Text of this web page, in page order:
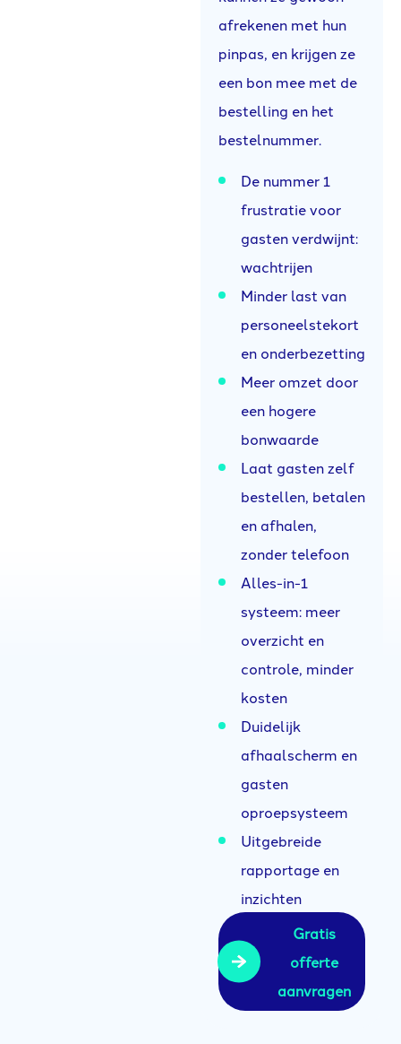
afrekenen met hun
pinpas, en krijgen ze
een bon mee met de
bestelling en het
bestelnummer.
De nummer 1
frustratie voor
gasten verdwijnt:
wachtrijen
Minder last van
personeelstekort
en onderbezetting
Meer omzet door
een hogere
bonwaarde
Laat gasten zelf
bestellen, betalen
en afhalen,
zonder telefoon
Alles-in-1
systeem: meer
overzicht en
controle, minder
kosten
Duidelijk
afhaalscherm en
gasten
oproepsysteem
Uitgebreide
rapportage en
inzichten
Gratis
offerte
aanvragen